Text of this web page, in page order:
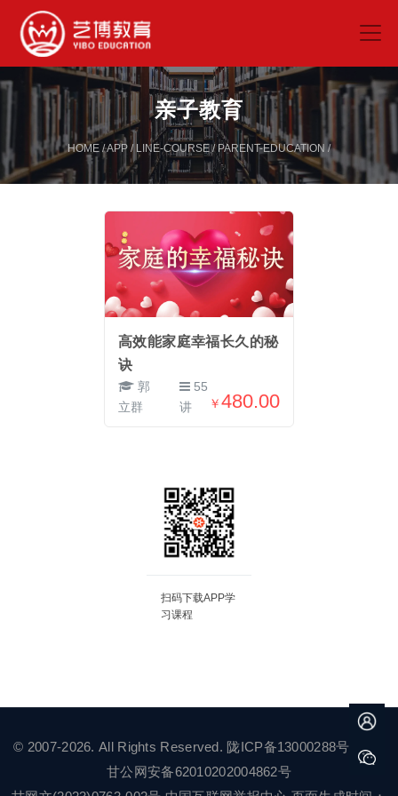
亲子教育
HOME /APP / LINE-COURSE/PARENT-EDUCATION /
高效能家庭幸福长久的秘
诀
郭
立群
55
讲
￥480.00
扫码下载APP学
习课程
© 2007-2026. All Rights Reserved. 陇ICP备13000288号-2
甘公网安备62010202004862号